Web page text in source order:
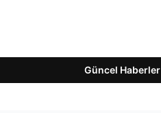
Güncel Haberler